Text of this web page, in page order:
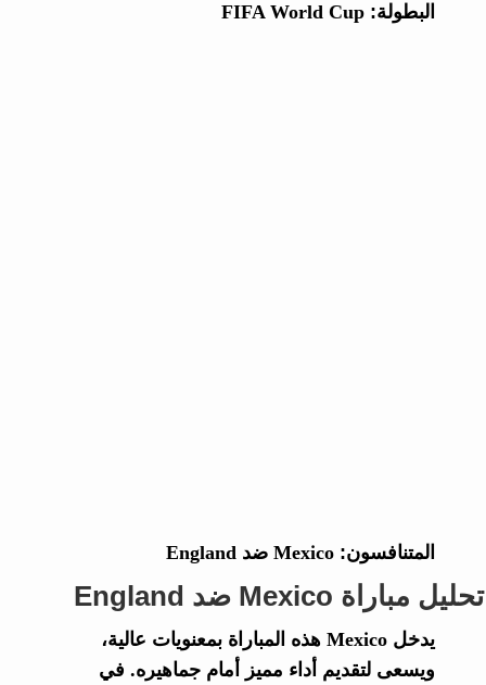
البطولة: FIFA World Cup
المتنافسون: Mexico ضد England
تحليل مباراة Mexico ضد England
يدخل Mexico هذه المباراة بمعنويات عالية،
ويسعى لتقديم أداء مميز أمام جماهيره. في